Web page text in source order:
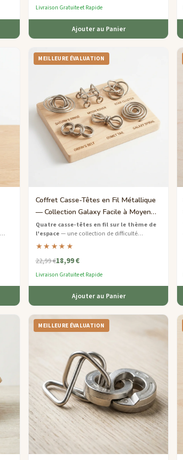
Livraison Gratuite et Rapide
Ajouter au Panier
MEILLEURE ÉVALUATION
Coffret Casse-Têtes en Fil Métallique
— Collection Galaxy Facile à Moyen
pour Enfants
Quatre casse-têtes en fil sur le thème de
l'espace— une collection de difficulté
progressive conçue pour les jeunes
explorateurs de casse-têtes âgés de 9 à 12 ans.
★★★★★
22,99 €18,99 €
Livraison Gratuite et Rapide
Ajouter au Panier
MEILLEURE ÉVALUATION